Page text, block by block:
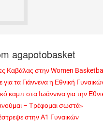
agapotobasket
Καβάλας στην Women
τα Γιάννενα η Εθνική
καμπ στα Ιωάννινα για την
– Τρέφομαι σωστά»
στην Α1 Γυναικών